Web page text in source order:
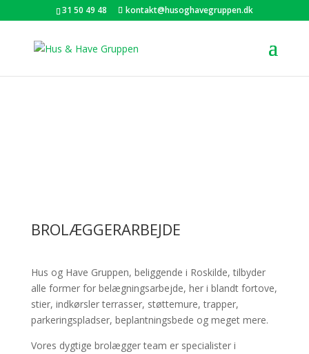
31 50 49 48 kontakt@husoghavegruppen.dk
BROLÆGGERARBEJDE
Hus og Have Gruppen, beliggende i Roskilde, tilbyder
alle former for belægningsarbejde, her i blandt fortove,
stier, indkørsler terrasser, støttemure, trapper,
parkeringspladser, beplantningsbede og meget mere.
Vores dygtige brolægger team er specialister i